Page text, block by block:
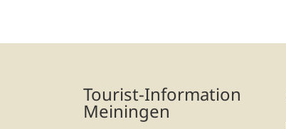
Tourist-Information
Meiningen